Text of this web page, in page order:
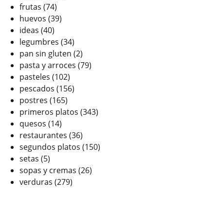
frutas (74)
huevos (39)
ideas (40)
legumbres (34)
pan sin gluten (2)
pasta y arroces (79)
pasteles (102)
pescados (156)
postres (165)
primeros platos (343)
quesos (14)
restaurantes (36)
segundos platos (150)
setas (5)
sopas y cremas (26)
verduras (279)